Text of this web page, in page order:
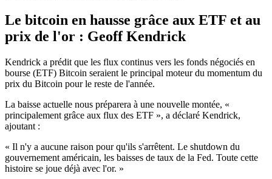
Le bitcoin en hausse grâce aux ETF et au
prix de l'or : Geoff Kendrick
Kendrick a prédit que les flux continus vers les fonds négociés en
bourse (ETF) Bitcoin seraient le principal moteur du momentum du
prix du Bitcoin pour le reste de l'année.
La baisse actuelle nous préparera à une nouvelle montée, «
principalement grâce aux flux des ETF », a déclaré Kendrick,
ajoutant :
« Il n'y a aucune raison pour qu'ils s'arrêtent. Le shutdown du
gouvernement américain, les baisses de taux de la Fed. Toute cette
histoire se joue déjà avec l'or. »